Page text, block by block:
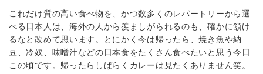
これだけ質の高い食べ物を、かつ数多くのレパートリーから選
べる日本人は、海外の人から羨ましがられるのも、確かに頷け
るなと改めて思います。とにかく今は帰ったら、焼き魚や納
豆、冷奴、味噌汁などの日本食をたくさん食べたいと思う今日
この頃です。帰ったらしばらくカレーは見たくありません笑。